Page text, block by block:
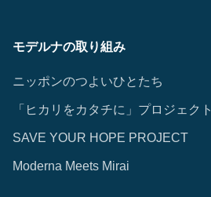
モデルナの取り組み
ニッポンのつよいひとたち
「ヒカリをカタチに」プロジェクト
SAVE YOUR HOPE PROJECT
Moderna Meets Mirai